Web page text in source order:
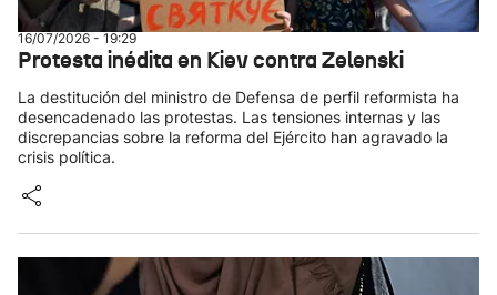
16/07/2026 - 19:29
Protesta inédita en Kiev contra Zelenski
La destitución del ministro de Defensa de perfil reformista ha
desencadenado las protestas. Las tensiones internas y las
discrepancias sobre la reforma del Ejército han agravado la
crisis política.